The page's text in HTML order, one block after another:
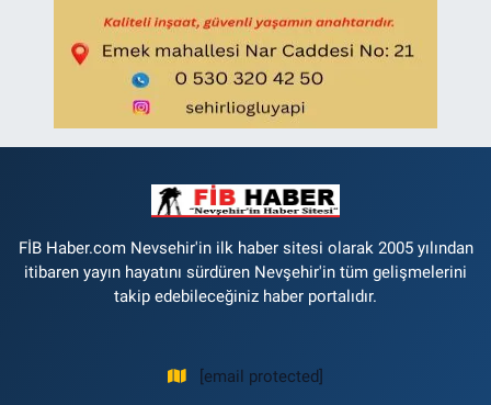
FİB Haber.com Nevsehir'in ilk haber sitesi olarak 2005 yılından
itibaren yayın hayatını sürdüren Nevşehir'in tüm gelişmelerini
takip edebileceğiniz haber portalıdır.
[email protected]